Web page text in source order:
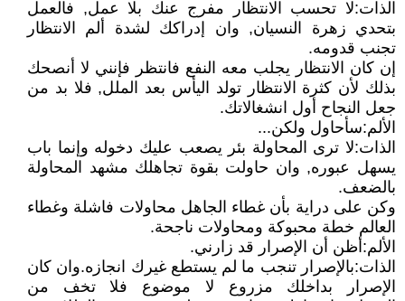
الذات:لا تحسب الانتظار مفرج عنك بلا عمل, فالعمل
بتحدي زهرة النسيان, وان إدراكك لشدة ألم الانتظار
تجنب قدومه.
إن كان الانتظار يجلب معه النفع فانتظر فإنني لا أنصحك
بذلك لأن كثرة الانتظار تولد اليأس بعد الملل, فلا بد من
جعل النجاح أول انشغالاتك.
الألم:سأحاول ولكن...
الذات:لا ترى المحاولة بئر يصعب عليك دخوله وإنما باب
يسهل عبوره, وان حاولت بقوة تجاهلك مشهد المحاولة
بالضعف.
وكن على دراية بأن غطاء الجاهل محاولات فاشلة وغطاء
العالم خطة محبوكة ومحاولات ناجحة.
الألم:أظن أن الإصرار قد زارني.
الذات:بالإصرار تنجب ما لم يستطع غيرك انجازه.وان كان
الإصرار بداخلك مزروع لا موضوع فلا تخف من